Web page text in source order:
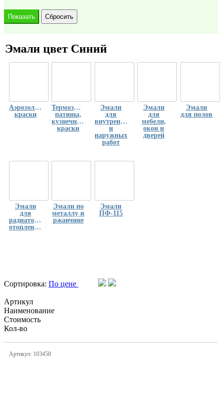
Эмали цвет Синий
Аэрозольные
краски
Термоэмали,
патины,
кузнечные
краски
Эмали
для
внутренних
и
наружных
работ
Эмали
для
мебели,
окон и
дверей
Эмали
для полов
Эмали
для
радиаторов
отопления
Эмали по
металлу и
ржавчине
Эмали
ПФ-115
Сортировка: По цене
Артикул
Наименование
Стоимость
Кол-во
Артикул: 103458